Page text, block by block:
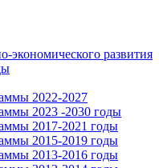
экономического развития
2022-2027
2023 -2030 годы
2017-2021 годы
2015-2019 годы
2013-2016 годы